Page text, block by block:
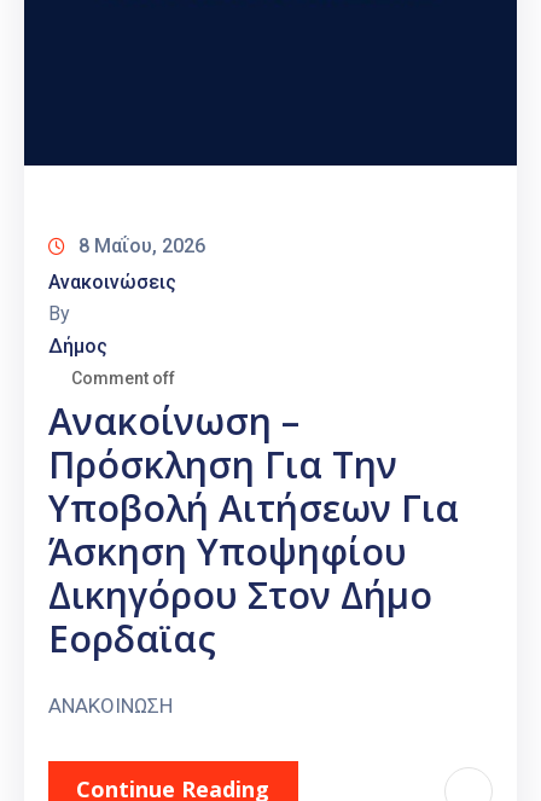
8 Μαΐου, 2026
Ανακοινώσεις
By
Δήμος
Comment off
Ανακοίνωση –
Πρόσκληση Για Την
Υποβολή Αιτήσεων Για
Άσκηση Υποψηφίου
Δικηγόρου Στον Δήμο
Εορδαϊας
ΑΝΑΚΟΙΝΩΣΗ
Continue Reading